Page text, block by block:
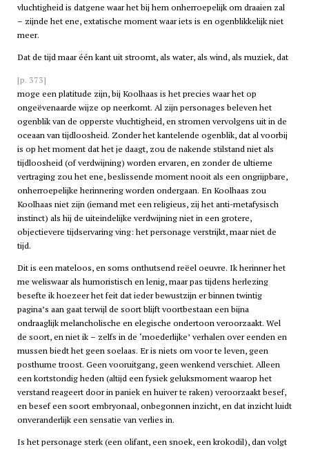
vluchtigheid is datgene waar het bij hem onherroepelijk om draaien zal
– zijnde het ene, extatische moment waar iets is en ogenblikkelijk niet
meer.
Dat de tijd maar één kant uit stroomt, als water, als wind, als muziek, dat
[p. 373]
moge een platitude zijn, bij Koolhaas is het precies waar het op
ongeëvenaarde wijze op neerkomt. Al zijn personages beleven het
ogenblik van de opperste vluchtigheid, en stromen vervolgens uit in de
oceaan van tijdloosheid. Zonder het kantelende ogenblik, dat al voorbij
is op het moment dat het je daagt, zou de nakende stilstand niet als
tijdloosheid (of verdwijning) worden ervaren, en zonder de ultieme
vertraging zou het ene, beslissende moment nooit als een ongrijpbare,
onherroepelijke herinnering worden ondergaan. En Koolhaas zou
Koolhaas niet zijn (iemand met een religieus, zij het anti-metafysisch
instinct) als hij de uiteindelijke verdwijning niet in een grotere,
objectievere tijdservaring ving: het personage verstrijkt, maar niet de
tijd.
Dit is een mateloos, en soms onthutsend reëel oeuvre. Ik herinner het
me weliswaar als humoristisch en lenig, maar pas tijdens herlezing
besefte ik hoezeer het feit dat ieder bewustzijn er binnen twintig
pagina’s aan gaat terwijl de soort blijft voortbestaan een bijna
ondraaglijk melancholische en elegische ondertoon veroorzaakt. Wel
de soort, en niet ik – zelfs in de ‘moederlijke’ verhalen over eenden en
mussen biedt het geen soelaas. Er is niets om voor te leven, geen
posthume troost. Geen vooruitgang, geen wenkend verschiet. Alleen
een kortstondig heden (altijd een fysiek geluksmoment waarop het
verstand reageert door in paniek en huiver te raken) veroorzaakt besef,
en besef een soort embryonaal, onbegonnen inzicht, en dat inzicht luidt
onveranderlijk een sensatie van verlies in.
Is het personage sterk (een olifant, een snoek, een krokodil), dan volgt